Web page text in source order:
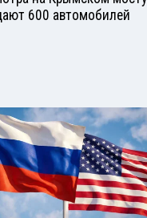
600 автомобилей